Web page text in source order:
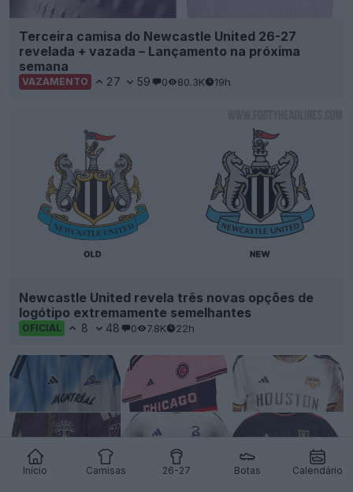
Início Camisas 26-27 Botas Calendário
Terceira camisa do Newcastle United 26-27
revelada + vazada – Lançamento na próxima
semana
VAZAMENTO 27 59 0 80.3K 19h
Newcastle United revela três novas opções de
logótipo extremamente semelhantes
OFICIAL 8 48 0 7.8K 22h